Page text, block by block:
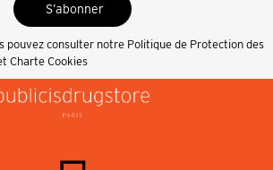
S’abonner
pouvez consulter notre Politique de Protection des
Charte Cookies